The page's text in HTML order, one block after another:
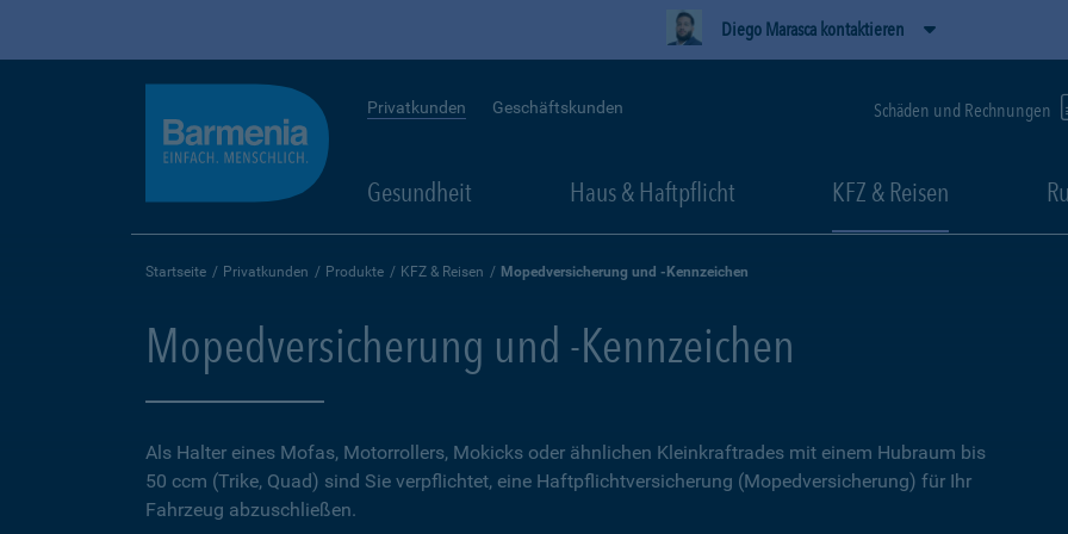
Diego Marasca kontaktieren
Privatkunden Geschäftskunden Schäden und Rechnungen
Gesundheit Haus & Haftpflicht KFZ & Reisen
Startseite Privatkunden Produkte KFZ & Reisen Mopedversicherung und -Kennzeichen
Mopedversicherung und -Kennzeichen
Als Halter eines Mofas, Motorrollers, Mokicks oder ähnlichen Kleinkraftrades mit einem Hubraum bis
50 ccm (Trike, Quad) sind Sie verpflichtet, eine Haftpflichtversicherung (Mopedversicherung) für Ihr
Fahrzeug abzuschließen.